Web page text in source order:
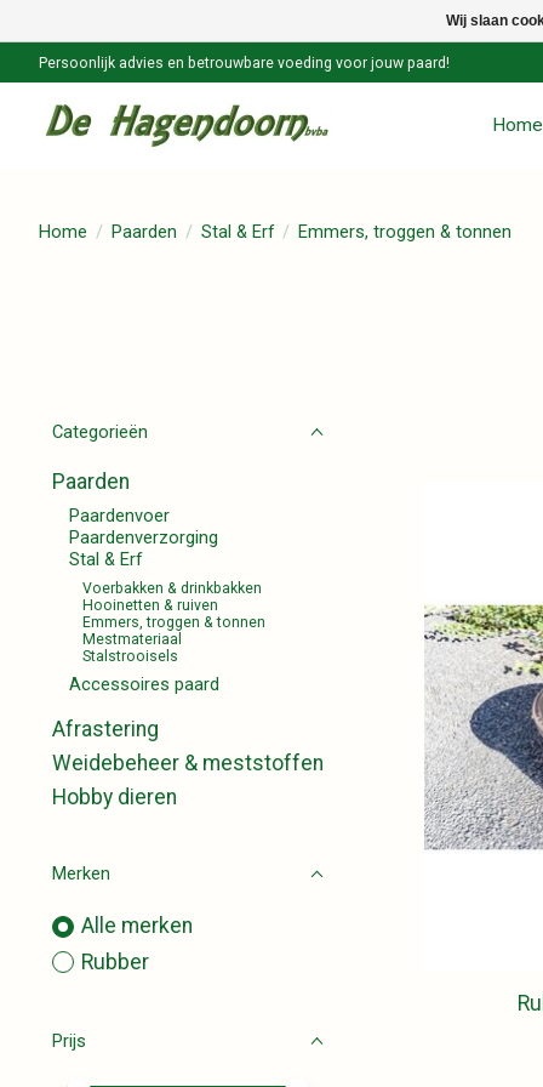
Persoonlijk advies en betrouwbare voeding voor jouw paard!
Home
Home / Paarden / Stal & Erf / Emmers, troggen & tonnen
Categorieën
Paarden
Paardenvoer
Paardenverzorging
Stal & Erf
Voerbakken & drinkbakken
Hooinetten & ruiven
Emmers, troggen & tonnen
Mestmateriaal
Stalstrooisels
Accessoires paard
Afrastering
Weidebeheer & meststoffen
Hobby dieren
Merken
Alle merken
Rubber
Prijs
Wij slaan